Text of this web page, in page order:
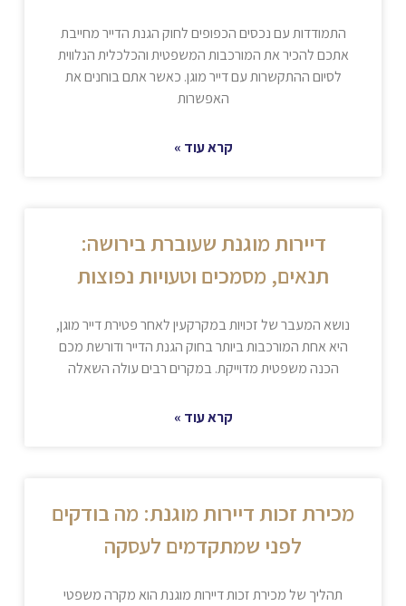
התמודדות עם נכסים הכפופים לחוק הגנת הדייר מחייבת
אתכם להכיר את המורכבות המשפטית והכלכלית הנלווית
לסיום ההתקשרות עם דייר מוגן. כאשר אתם בוחנים את
האפשרות
קרא עוד »
דיירות מוגנת שעוברת בירושה:
תנאים, מסמכים וטעויות נפוצות
נושא המעבר של זכויות במקרקעין לאחר פטירת דייר מוגן,
היא אחת המורכבות ביותר בחוק הגנת הדייר ודורשת מכם
הכנה משפטית מדוייקת. במקרים רבים עולה השאלה
קרא עוד »
מכירת זכות דיירות מוגנת: מה בודקים
לפני שמתקדמים לעסקה
תהליך של מכירת זכות דיירות מוגנת הוא מקרה משפטי